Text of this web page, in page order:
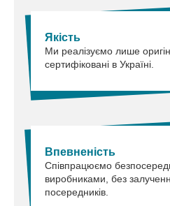
Якість
Ми реалізуємо лише
сертифіковані в Україні.
Впевненість
Співпрацюємо
виробниками, без
посередників.